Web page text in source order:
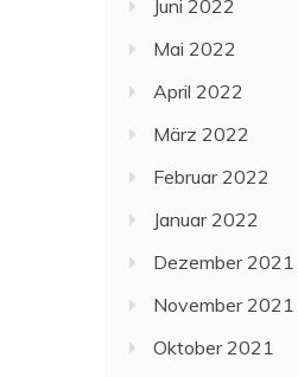
Juni 2022
Mai 2022
April 2022
März 2022
Februar 2022
Januar 2022
Dezember 2021
November 2021
Oktober 2021